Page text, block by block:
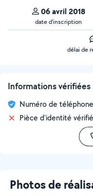
06 avril 2018
date d’inscription
délai de
Informations vérifiées
Numéro de
Pièce d'identité
Photos de